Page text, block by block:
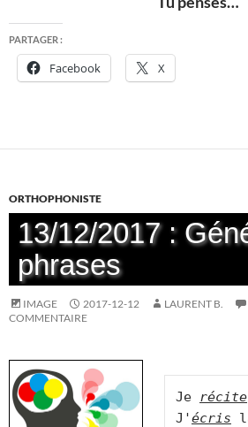
PARTAGER :
Facebook X
ORTHOPHONISTE
13/12/2017 :
phrases
IMAGE 2017-12-12 LAURENT B.
COMMENTAIRE
Je récite
J'écris